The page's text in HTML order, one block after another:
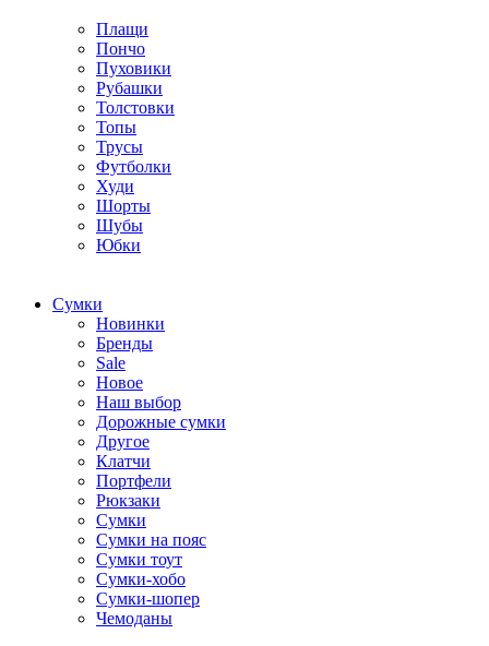
Плащи
Пончо
Пуховики
Рубашки
Толстовки
Топы
Трусы
Футболки
Худи
Шорты
Шубы
Юбки
Cумки
Новинки
Бренды
Sale
Новое
Наш выбор
Дорожные сумки
Другое
Клатчи
Портфели
Рюкзаки
Сумки
Сумки на пояс
Сумки тоут
Сумки-хобо
Сумки-шопер
Чемоданы